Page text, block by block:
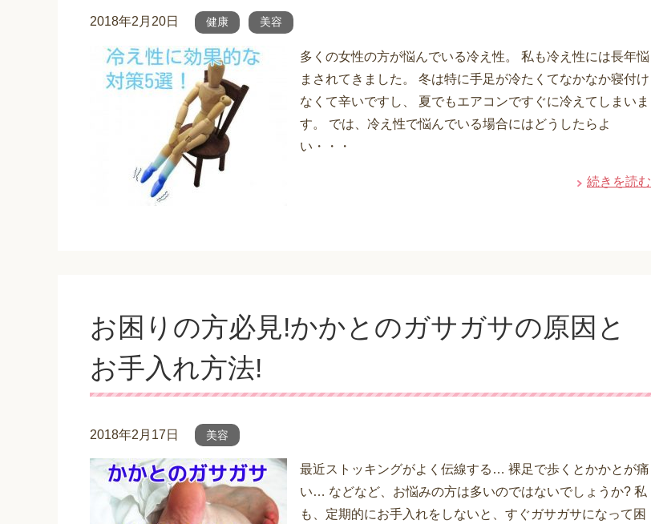
2018年2月20日 健康 美容
多くの女性の方が悩んでいる冷え性。 私も冷え性には長年悩
まされてきました。 冬は特に手足が冷たくてなかなか寝付け
なくて辛いですし、 夏でもエアコンですぐに冷えてしまいま
す。 では、冷え性で悩んでいる場合にはどうしたらよ
い・・・
続きを読む
お困りの方必見!かかとのガサガサの原因と
お手入れ方法!
2018年2月17日 美容
最近ストッキングがよく伝線する… 裸足で歩くとかかとが痛
い… などなど、お悩みの方は多いのではないでしょうか? 私
も、定期的にお手入れをしないと、すぐガサガサになって困